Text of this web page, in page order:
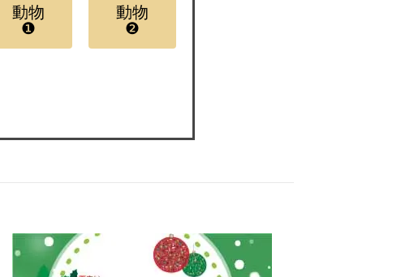
動物
❶
動物
❷